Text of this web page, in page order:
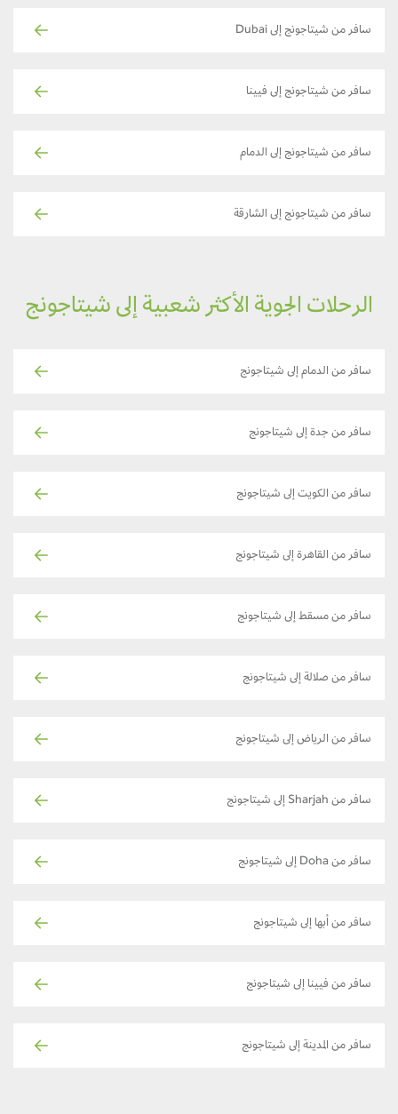
سافر من شيتاجونج إلى Dubai
سافر من شيتاجونج إلى فيينا
سافر من شيتاجونج إلى الدمام
سافر من شيتاجونج إلى الشارقة
الرحلات الجوية الأكثر شعبية إلى شيتاجونج
سافر من الدمام إلى شيتاجونج
سافر من جدة إلى شيتاجونج
سافر من الكويت إلى شيتاجونج
سافر من القاهرة إلى شيتاجونج
سافر من مسقط إلى شيتاجونج
سافر من صلالة إلى شيتاجونج
سافر من الرياض إلى شيتاجونج
سافر من Sharjah إلى شيتاجونج
سافر من Doha إلى شيتاجونج
سافر من أبها إلى شيتاجونج
سافر من فيينا إلى شيتاجونج
سافر من المدينة إلى شيتاجونج